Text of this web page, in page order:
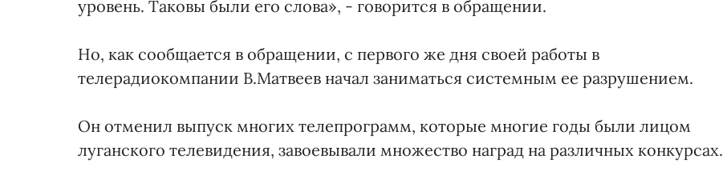
уровень. Таковы были его слова», - говорится в обращении.
Но, как сообщается в обращении, с первого же дня своей работы в
телерадиокомпании В.Матвеев начал заниматься системным ее разрушением.
Он отменил выпуск многих телепрограмм, которые многие годы были лицом
луганского телевидения, завоевывали множество наград на различных конкурсах.